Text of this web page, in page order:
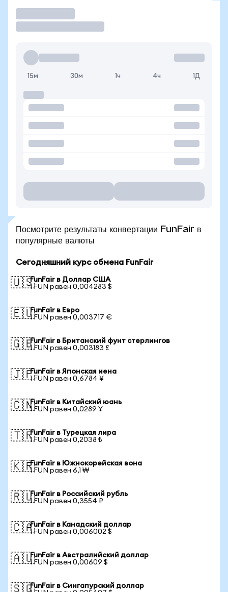
15м 30м 1ч 4ч 1Д
Посмотрите результаты конвертации FunFair в
популярные валюты
Сегодняшний курс обмена FunFair
🇺🇸FunFair в Доллар США
1 FUN равен 0,004283 $
🇪🇺FunFair в Евро
1 FUN равен 0,003717 €
🇬🇧FunFair в Британский фунт стерлингов
1 FUN равен 0,003183 £
🇯🇵FunFair в Японская иена
1 FUN равен 0,6784 ¥
🇨🇳FunFair в Китайский юань
1 FUN равен 0,0289 ¥
🇹🇷FunFair в Турецкая лира
1 FUN равен 0,2038 ₺
🇰🇷FunFair в Южнокорейская вона
1 FUN равен 6,1 ₩
🇷🇺FunFair в Российский рубль
1 FUN равен 0,3554 ₽
🇨🇦FunFair в Канадский доллар
1 FUN равен 0,006002 $
🇦🇺FunFair в Австралийский доллар
1 FUN равен 0,00609 $
🇸🇬FunFair в Сингапурский доллар